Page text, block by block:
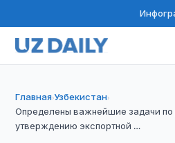
Главная›Узбекистан›
Определены важнейшие задачи по
утверждению экспортной …